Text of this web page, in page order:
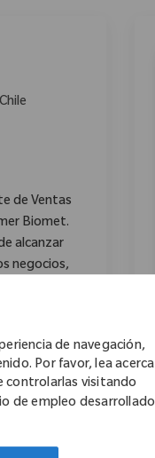
de navegación,
Por favor, lea acerca
controlarlas visitando
de empleo desarrollado
de Ventas
Biomet.
alcanzar
negocios,